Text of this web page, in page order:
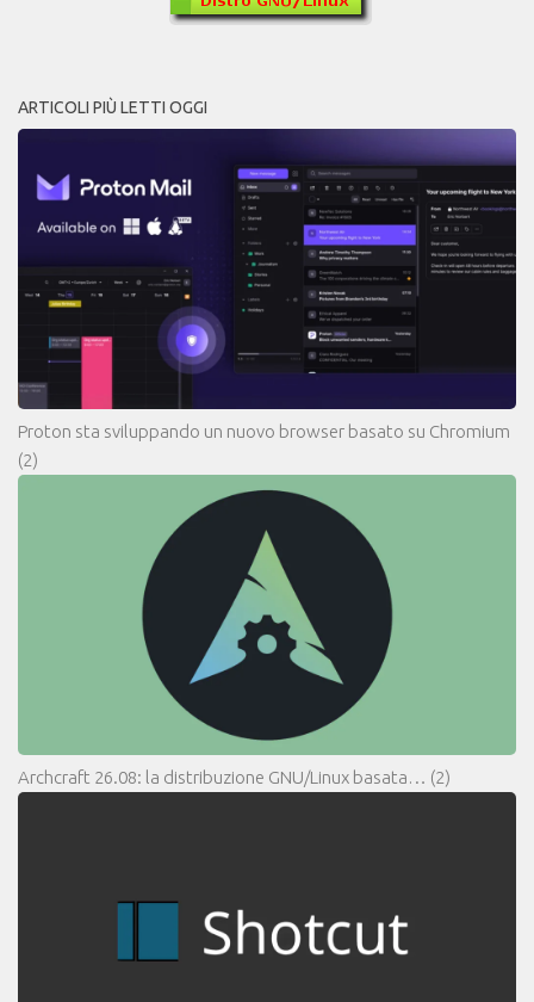
ARTICOLI PIÙ LETTI OGGI
Proton sta sviluppando un nuovo browser basato su Chromium
(2)
Archcraft 26.08: la distribuzione GNU/Linux basata… (2)